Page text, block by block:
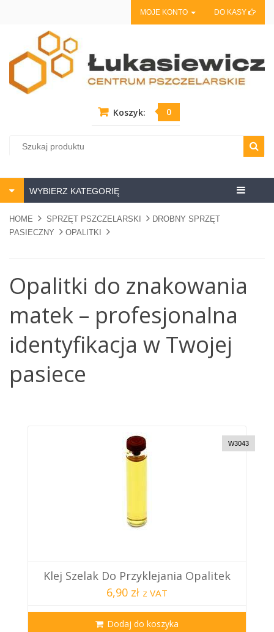
MOJE KONTO DO KASY
Koszyk: 0
Centrum
WYBIERZ KATEGORIĘ
HOME SPRZĘT PSZCZELARSKI
DROBNY SPRZĘT
PASIECZNY
OPALITKI
Opalitki do znakowania
matek – profesjonalna
identyfikacja w Twojej
pasiece
W3043
Klej Szelak Do Przyklejania Opalitek
6,90 zł z VAT
Dodaj do koszyka